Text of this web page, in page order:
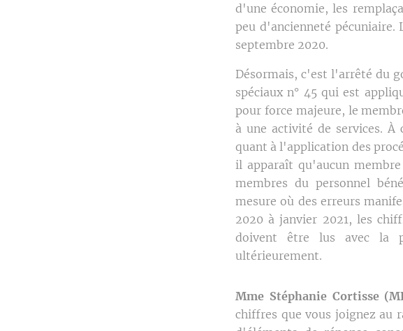
d'une économie, les
peu d'ancienneté
septembre 2020.
Désormais, c'est l'arrêté du
spéciaux n° 45 qui est
pour force majeure, le
à une activité de services.
quant à l'application des
il apparaît qu'aucun
membres du personnel
mesure où des erreurs
2020 à janvier 2021, les
doivent être lus avec la
ultérieurement.
Mme Stéphanie Cortisse
chiffres que vous joignez au